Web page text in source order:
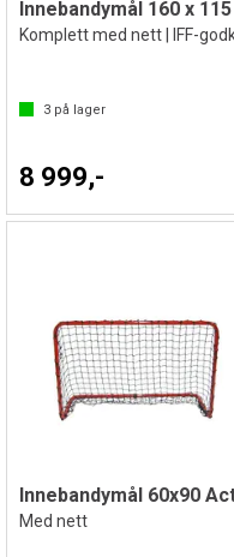
3 på lager
8 999,-
Med nett